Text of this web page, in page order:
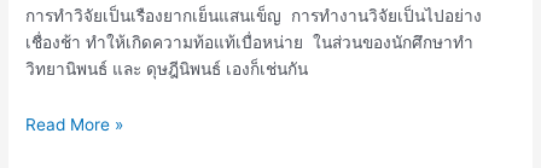
การทำวิจัยเป็นเรืองยากเย็นแสนเข็ญ การทำงานวิจัยเป็นไปอย่าง
เชื่องช้า ทำให้เกิดความท้อแท้เบื่อหน่าย ในส่วนของนักศึกษาทำ
วิทยานิพนธ์ และ ดุษฎีนิพนธ์ เองก็เช่นกัน
Read More »